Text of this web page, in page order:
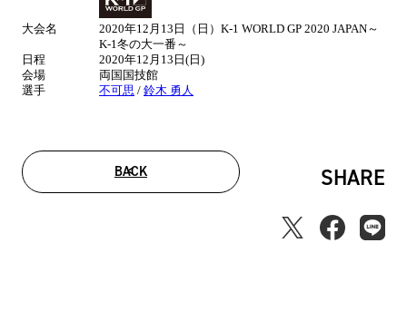
大会名
2020年12月13日（日）K-1 WORLD GP 2020 JAPAN～
K-1冬の大一番～
日程
2020年12月13日(日)
会場
両国国技館
選手
不可思 / 鈴木 勇人
BACK SHARE